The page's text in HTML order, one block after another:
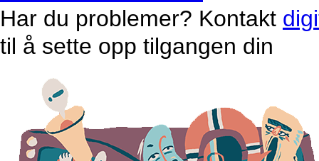
Har du problemer? Kontakt
til å sette opp tilgangen din